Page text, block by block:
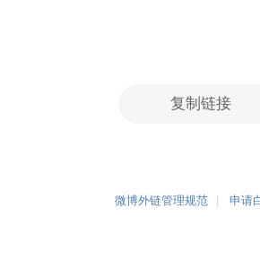
复制链接
微博外链管理规范 申请